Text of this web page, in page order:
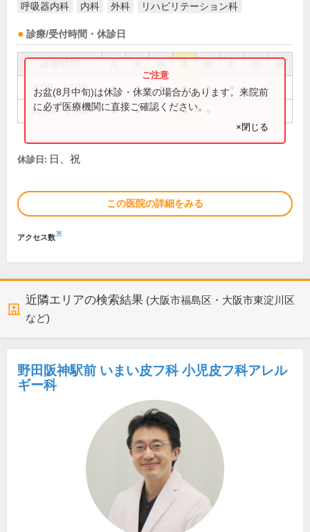
呼吸器内科 内科 外科 リハビリテーション科
診療/受付時間・休診日
祝
9:00～12:30 ● ● ● ● ●
16:00～19:00 ● ● ●
お盆(8月中旬)は休診・休業の場合があります。来院前
に必ず医療機関に直接ご確認ください。
×閉じる
休診日: 日、祝
この医院の詳細をみる
アクセス数※
近隣エリアの検索結果 (大阪市福島区・大阪市東淀川区
など)
野田阪神駅前 いまい皮フ科 小児皮フ科アレル
ギー科